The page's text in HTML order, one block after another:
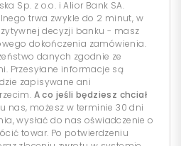
Sp. z o.o. i Alior Bank SA.
trwa zwykle do 2 minut, w
decyzji banku - masz
dokończenia zamówienia.
danych zgodnie ze
Przesyłane informacje są
zapisywane ani
A co jeśli będziesz chciał
nas, możesz w terminie 30 dni
wysłać do nas oświadczenie o
towar. Po potwierdzeniu